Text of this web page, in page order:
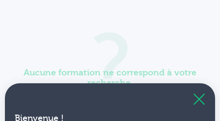
Bienvenue !
Aucune formation ne correspond à votre
recherche.
Vous pouvez renouveler votre requête en élargissant